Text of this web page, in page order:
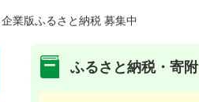
業版ふるさと納税 募集中
ふるさと納税・寄附